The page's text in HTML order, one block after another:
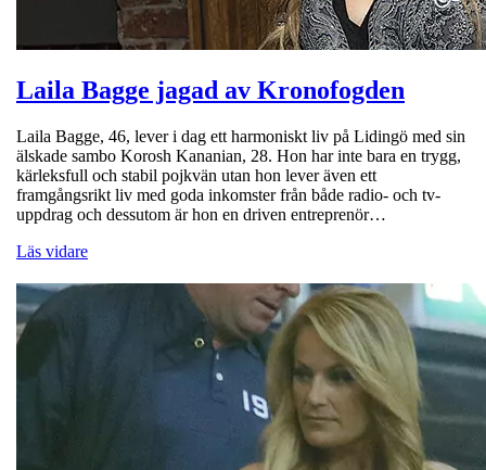
Laila Bagge jagad av Kronofogden
Laila Bagge, 46, lever i dag ett harmoniskt liv på Lidingö med sin
älskade sambo Korosh Kananian, 28. Hon har inte bara en trygg,
kärleksfull och stabil pojkvän utan hon lever även ett
framgångsrikt liv med goda inkomster från både radio- och tv-
uppdrag och dessutom är hon en driven entreprenör…
Läs vidare